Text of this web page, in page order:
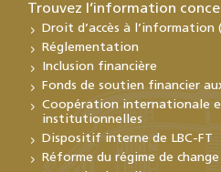
Trouvez l’information
Droit d’accès à l’information
Réglementation
Inclusion financière
Fonds de soutien financier
Coopération internationale
institutionnelles
Dispositif interne de LBC-FT
Réforme du régime de change